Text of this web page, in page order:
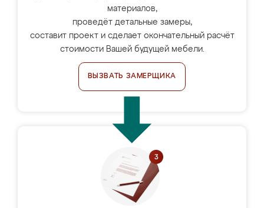
материалов,
проведёт детальные замеры,
составит проект и сделает окончательный расчёт
стоимости Вашей будущей мебели.
ВЫЗВАТЬ ЗАМЕРЩИКА